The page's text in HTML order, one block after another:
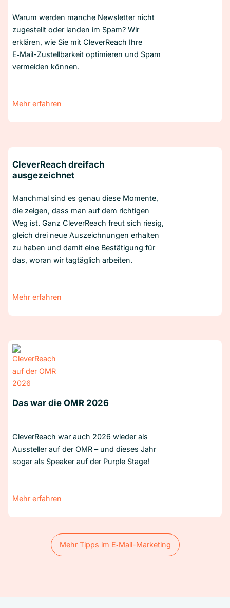
Warum werden manche Newsletter nicht
zugestellt oder landen im Spam? Wir
erklären, wie Sie mit CleverReach Ihre
E‑Mail-Zustellbarkeit optimieren und Spam
vermeiden können.
Mehr erfahren
CleverReach dreifach
ausgezeichnet
Manchmal sind es genau diese Momente,
die zeigen, dass man auf dem richtigen
Weg ist. Ganz CleverReach freut sich riesig,
gleich drei neue Auszeichnungen erhalten
zu haben und damit eine Bestätigung für
das, woran wir tagtäglich arbeiten.
Mehr erfahren
Das war die OMR 2026
CleverReach war auch 2026 wieder als
Aussteller auf der OMR – und dieses Jahr
sogar als Speaker auf der Purple Stage!
Mehr erfahren
Mehr Tipps im E‑Mail-Marketing
Mehr Tipps im E‑Mail-Marketing